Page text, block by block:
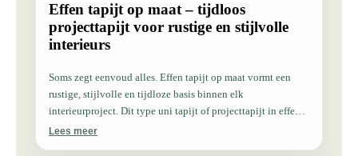
Effen tapijt op maat – tijdloos
projecttapijt voor rustige en stijlvolle
interieurs
Soms zegt eenvoud alles. Effen tapijt op maat vormt een
rustige, stijlvolle en tijdloze basis binnen elk
interieurproject. Dit type uni tapijt of projecttapijt in effen
kleur wordt veel toegepast in kantoren, hotels,
Lees meer